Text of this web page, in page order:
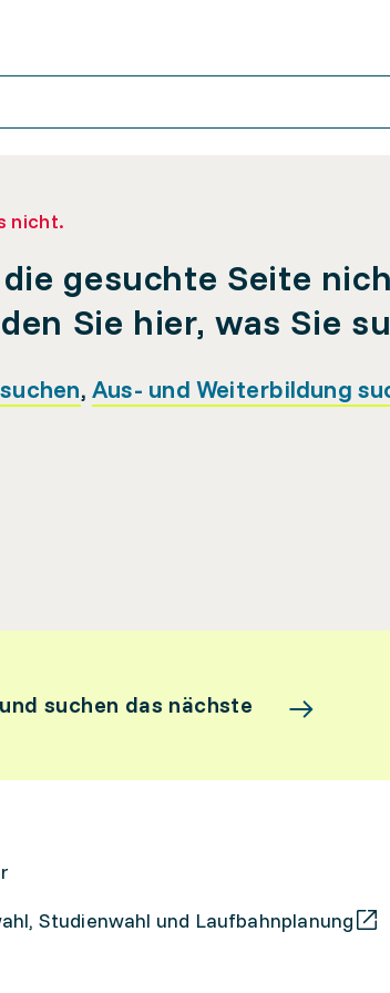
nicht.
gesuchte Seite
Sie hier, was Sie
, Aus- und Weiterbildung
suchen das nächste
Studienwahl und Laufbahnplanung